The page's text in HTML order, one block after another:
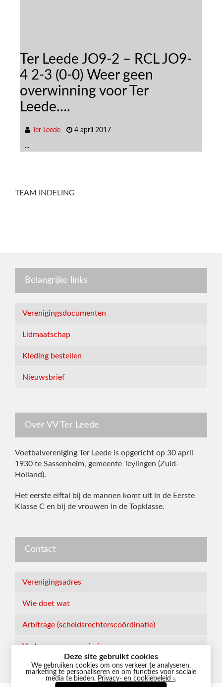
JO9-2 – RCL JO9-
Weer geen
voor Ter
4 april 2017
UVS JO9-2
JO9-2 1-1
Titanenstrijd
TEAM INDELING
Belangrijke links
Verenigingsdocumenten
Lidmaatschap
Kleding bestellen
Nieuwsbrief
Over VV Ter Leede
Voetbalvereniging Ter Leede is opgericht op 30 april
1930 te Sassenheim, gemeente Teylingen (Zuid-
Holland).
Het eerste elftal bij de mannen komt uit in de Eerste
Klasse C en bij de vrouwen in de Topklasse.
Contact
Verenigingsadres
Wie doet wat
Arbitrage (scheidsrechterscoördinatie)
Vertrouwenscommissie
Deze site gebruikt cookies
We gebruiken cookies om ons verkeer te analyseren,
marketing te personaliseren en om functies voor sociale
media te bieden. Privacy- en cookiebeleid ›.